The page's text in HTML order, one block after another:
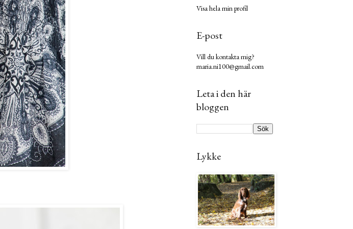
Visa hela min profil
E-post
Vill du kontakta mig?
maria.ni100@gmail.com
Leta i den här
bloggen
Lykke